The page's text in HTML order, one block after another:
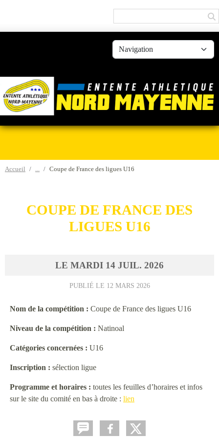
Accueil Coupe de France des ligues U16
COUPE DE FRANCE DES
LIGUES U16
LE MARDI 14 JUIL. 2026
PUBLIÉ LE 12 MARS 2026
Nom de la compétition : Coupe de France des ligues U16
Niveau de la compétition : Natinoal
Catégories concernées : U16
Inscription : sélection ligue
Programme et horaires : toutes les feuilles d’horaires et infos
sur le site du comité en bas à droite : lien